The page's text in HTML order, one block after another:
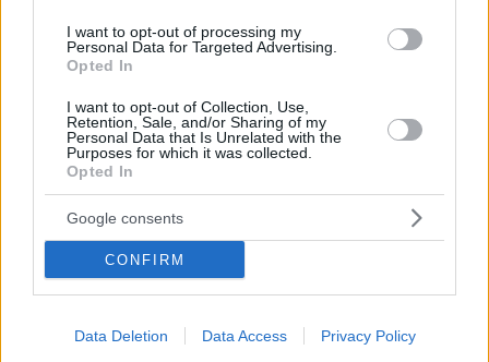
I want to opt-out of processing my
Personal Data for Targeted Advertising.
Opted In
I want to opt-out of Collection, Use,
Retention, Sale, and/or Sharing of my
Personal Data that Is Unrelated with the
Purposes for which it was collected.
Opted In
Google consents
CONFIRM
Data Deletion Data Access Privacy Policy
Προηγούμενη
Sportime
enwsi.gr
Τα σχόλια έχουν απενεργοποιηθεί για